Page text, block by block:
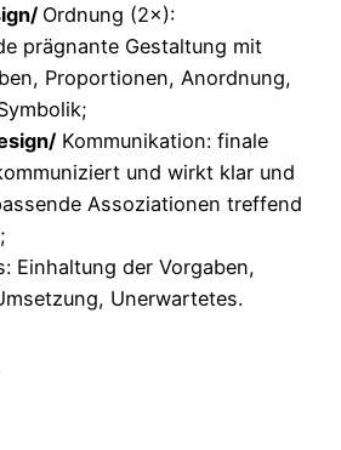
Ordnung (2×):
prägnante Gestaltung mit
Proportionen, Anordnung,
Kommunikation: finale
und wirkt klar und
Assoziationen treffend
Einhaltung der Vorgaben,
Unerwartetes.